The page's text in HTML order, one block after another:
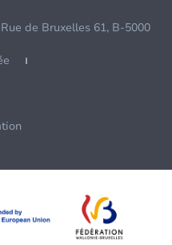
de Bruxelles 61, B-5000